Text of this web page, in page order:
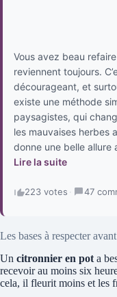
Vous avez beau
reviennent toujours.
décourageant, et
existe une méthode
paysagistes, qui
les mauvaises herbes
donne une belle allure
Lire la suite
223 votes · 47
Les bases à respecter
Un citronnier en pot a
recevoir au moins six
cela, il fleurit moins et les